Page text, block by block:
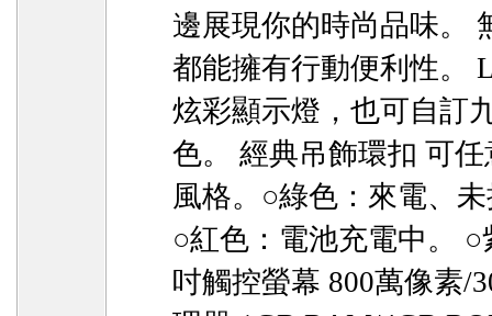
邊展現你的時尚品味。
都能擁有行動便利性。
炫彩顯示燈，也可自訂
色。 經典吊飾環扣 可
風格。○綠色：來電、
○紅色：電池充電中。
吋觸控螢幕 800萬像素/